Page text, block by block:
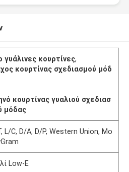
γυάλινες κουρτίνες,
κουρτίνας σχεδιασμού μόδ
κουρτίνας γυαλιού σχεδιασ
μόδας
L/C, D/A, D/P, Western Union, Mo
Low-E